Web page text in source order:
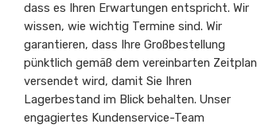
dass es Ihren Erwartungen entspricht. Wir
wissen, wie wichtig Termine sind. Wir
garantieren, dass Ihre Großbestellung
pünktlich gemäß dem vereinbarten Zeitplan
versendet wird, damit Sie Ihren
Lagerbestand im Blick behalten. Unser
engagiertes Kundenservice-Team